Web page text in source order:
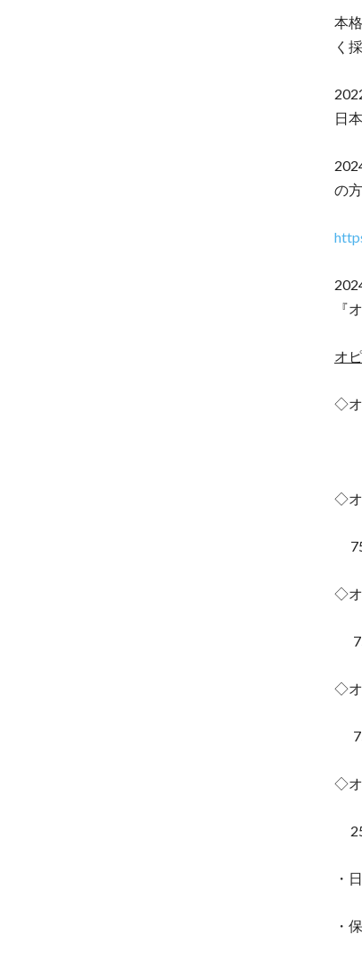
本
く
日
の
『
オ
◇オ
◇オ
◇オ
◇オ
◇オ
・
・